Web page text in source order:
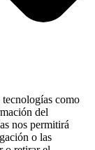
como
del
nos permitirá
o las